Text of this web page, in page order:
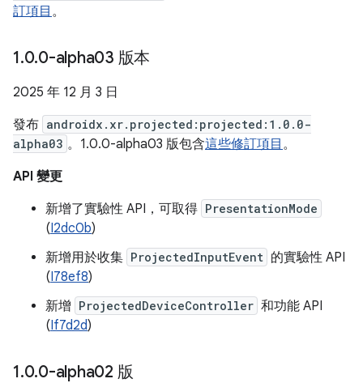
訂項目 。
1.0.0-alpha03 版本
2025 年 12 月 3 日
發布 androidx.xr.projected:projected:1.0.0-
alpha03 。1.0.0-alpha03 版包含這些修訂項目 。
API 變更
新增了實驗性 API，可取得 PresentationMode
(I2dc0b)
新增用於收集 ProjectedInputEvent 的實驗性 API
(I78ef8)
新增 ProjectedDeviceController 和功能 API
(If7d2d)
1.0.0-alpha02 版